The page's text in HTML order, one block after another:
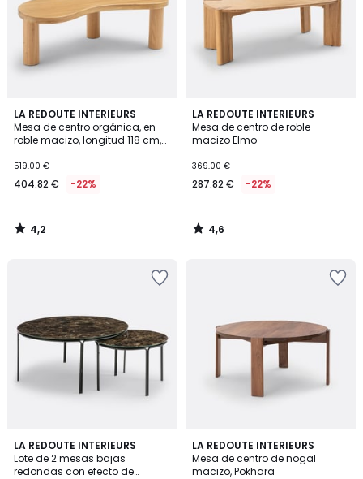
LA REDOUTE INTERIEURS
Mesa de centro orgánica, en
roble macizo, longitud 118 cm,
519.00 €
404.82 € -22%
4,2
/ 5
4,2
/
LA REDOUTE INTERIEURS
Mesa de centro de roble
macizo Elmo
369.00 €
287.82 € -22%
4,6
/ 5
4,6
/
LA REDOUTE INTERIEURS
Lote de 2 mesas bajas
redondas con efecto de
4,4
/ 5
LA REDOUTE INTERIEURS
Mesa de centro de nogal
macizo, Pokhara
4
/
5